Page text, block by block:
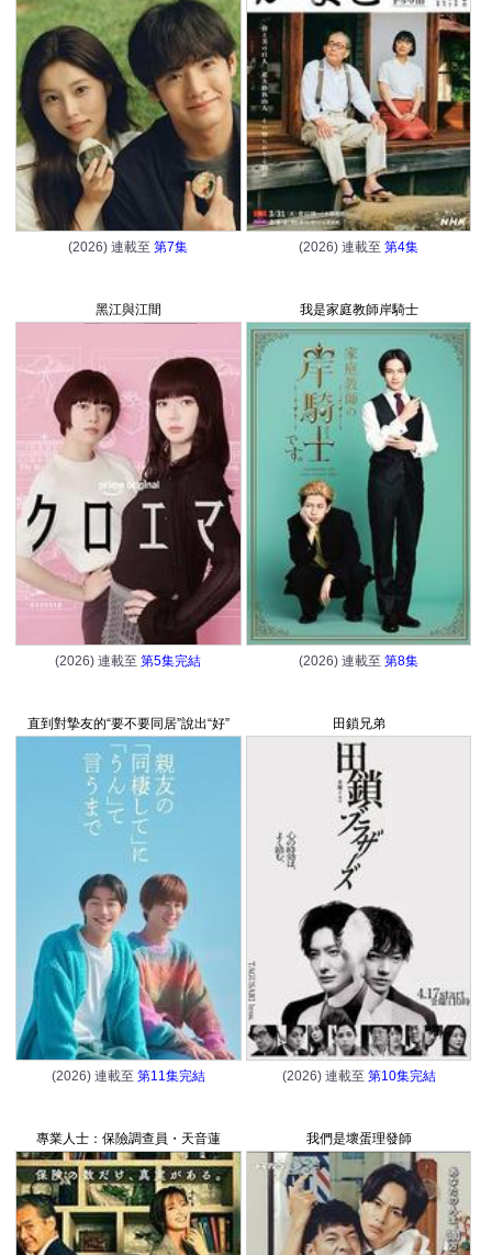
(2026) 連載至第7集 (2026) 連載至第4集
黑江與江間
(2026) 連載至第5集完結
我是家庭教師岸騎士
(2026) 連載至第8集
直到對摯友的“要不要同居”說出“好”
(2026) 連載至 第11集完結
田鎖兄弟
(2026) 連載至 第10集完結
專業人士：保險調查員・天音蓮 我們是壞蛋理發師